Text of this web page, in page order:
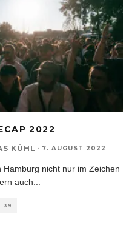
2022
KÜHL · 7. AUGUST 2022
nicht nur im Zeichen
auch
39